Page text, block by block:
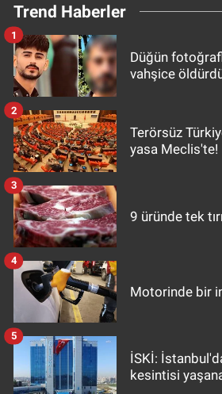
Trend Haberler
Düğün
vahşice
1
Terörsüz
yasa
2
9 üründe tek
3
Motorinde bir
4
İSKİ:
kesintisi
5